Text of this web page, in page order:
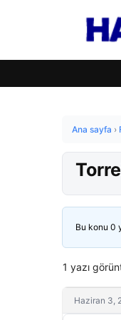
Ana sayfa ›
Bu konu 0
1 yazı
Haziran 3,